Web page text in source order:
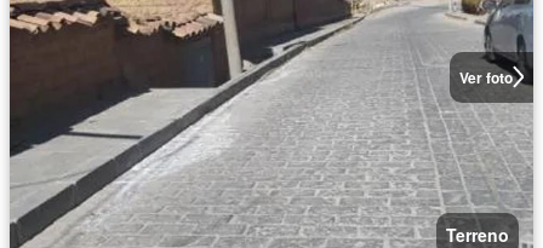
Ver foto
Terreno